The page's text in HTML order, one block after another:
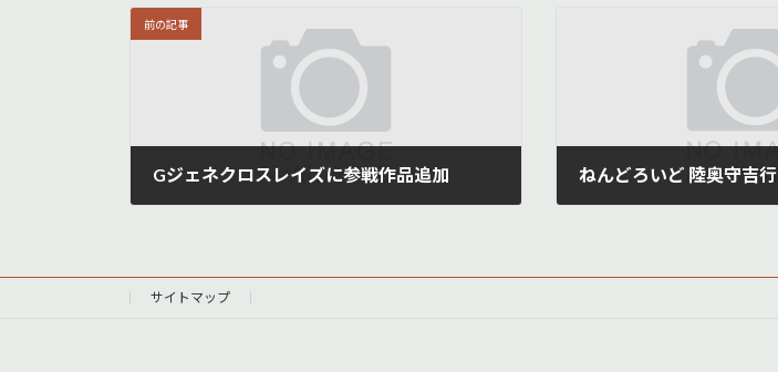
前の記事
Gジェネクロスレイズに参戦作品追加 ねんどろいど 陸奥守吉行
サイトマップ